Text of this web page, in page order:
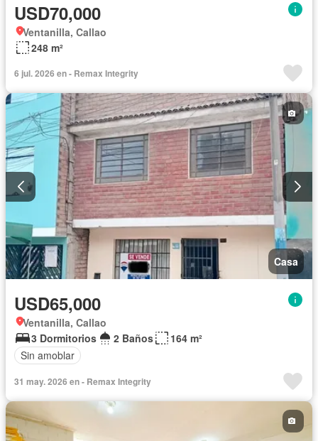
USD70,000
Ventanilla, Callao
248 m²
6 jul. 2026 en - Remax Integrity
Casa
USD65,000
Ventanilla, Callao
3 Dormitorios
2 Baños
164 m²
Sin amoblar
31 may. 2026 en - Remax Integrity